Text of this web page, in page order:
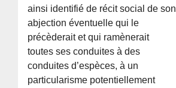
ainsi identifié de récit social de son
abjection éventuelle qui le
précèderait et qui ramènerait
toutes ses conduites à des
conduites d’espèces, à un
particularisme potentiellement